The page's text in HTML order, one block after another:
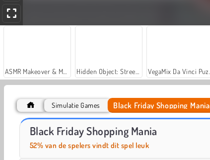
Let's Fish!
Simulatie Games Black Friday Shopping Mania
Black Friday Shopping Mania
52% van de spelers vindt dit spel leuk